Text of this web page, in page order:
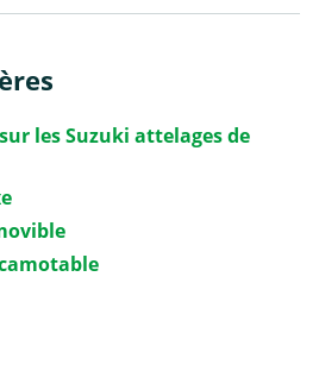
les Suzuki attelages de